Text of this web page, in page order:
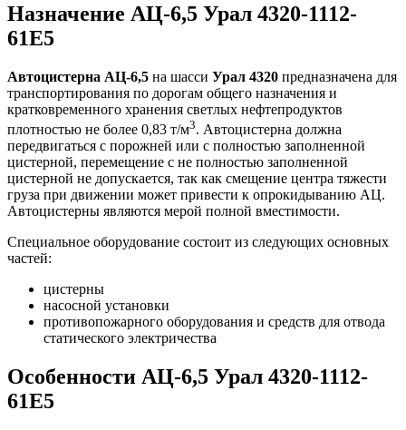
Назначение АЦ-6,5 Урал 4320-1112-
61Е5
Автоцистерна АЦ-6,5 на шасси Урал 4320 предназначена для
транспортирования по дорогам общего назначения и
кратковременного хранения светлых нефтепродуктов
плотностью не более 0,83 т/м3. Автоцистерна должна
передвигаться с порожней или с полностью заполненной
цистерной, перемещение с не полностью заполненной
цистерной не допускается, так как смещение центра тяжести
груза при движении может привести к опрокидыванию АЦ.
Автоцистерны являются мерой полной вместимости.
Специальное оборудование состоит из следующих основных
частей:
цистерны
насосной установки
противопожарного оборудования и средств для отвода
статического электричества
Особенности АЦ-6,5 Урал 4320-1112-
61Е5